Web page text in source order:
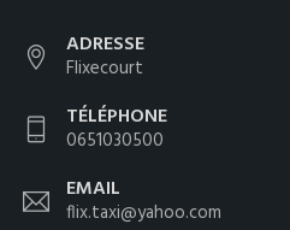
ADRESSE
Flixecourt
TÉLÉPHONE
0651030500
EMAIL
flix.taxi@yahoo.com